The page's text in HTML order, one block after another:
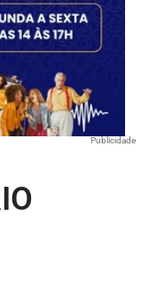
Publicidade